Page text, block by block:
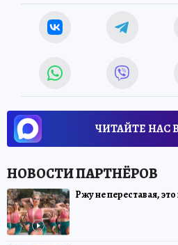
ЧИТАЙТЕ НАС
Ржу не переставая,